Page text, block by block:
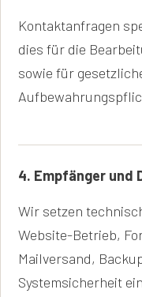
Kontaktanfragen
dies für die
sowie für
4. Empfänger und
Wir setzen
Website-Betrieb,
Mailversand,
Systemsicherheit